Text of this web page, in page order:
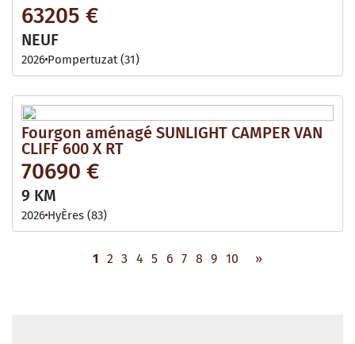
63205 €
NEUF
2026 Pompertuzat (31)
Fourgon aménagé SUNLIGHT CAMPER VAN
CLIFF 600 X RT
70690 €
9 KM
2026 HyÈres (83)
1 2 3 4 5 6 7 8 9 10 »